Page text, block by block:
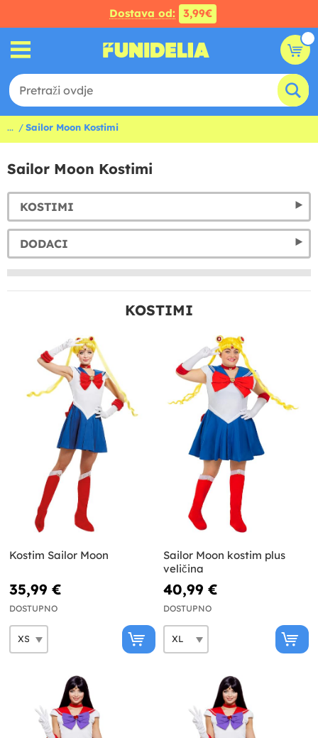
Dostava od: 3,99€
... Sailor Moon Kostimi
Sailor Moon Kostimi
KOSTIMI
DODACI
KOSTIMI
Kostim Sailor Moon
35,99 €
DOSTUPNO
Sailor Moon kostim plus
veličina
40,99 €
DOSTUPNO